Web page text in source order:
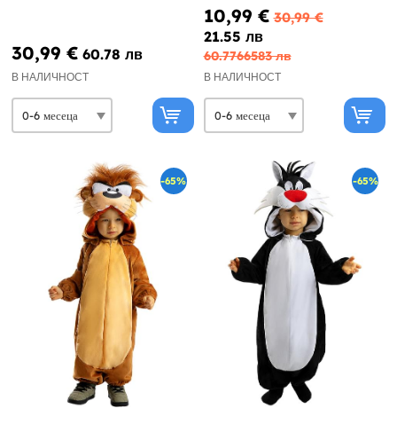
30,99 € 60.78 лв
В НАЛИЧНОСТ
10,99 € 30,99 €
21.55 лв
60.7766583 лв
В НАЛИЧНОСТ
-65% -65%